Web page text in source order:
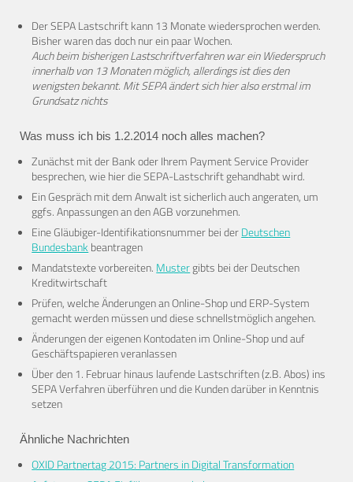
Der SEPA Lastschrift kann 13 Monate wiedersprochen werden.
Bisher waren das doch nur ein paar Wochen.
Auch beim bisherigen Lastschriftverfahren war ein Wiederspruch
innerhalb von 13 Monaten möglich, allerdings ist dies den
wenigsten bekannt. Mit SEPA ändert sich hier also erstmal im
Grundsatz nichts
Was muss ich bis 1.2.2014 noch alles machen?
Zunächst mit der Bank oder Ihrem Payment Service Provider
besprechen, wie hier die SEPA-Lastschrift gehandhabt wird.
Ein Gespräch mit dem Anwalt ist sicherlich auch angeraten, um
ggfs. Anpassungen an den AGB vorzunehmen.
Eine Gläubiger-Identifikationsnummer bei derDeutschen
Bundesbank beantragen
Mandatstexte vorbereiten. Mustergibts bei der Deutschen
Kreditwirtschaft
Prüfen, welche Änderungen an Online-Shop und ERP-System
gemacht werden müssen und diese schnellstmöglich angehen.
Änderungen der eigenen Kontodaten im Online-Shop und auf
Geschäftspapieren veranlassen
Über den 1. Februar hinaus laufende Lastschriften (z.B. Abos) ins
SEPA Verfahren überführen und die Kunden darüber in Kenntnis
setzen
Ähnliche Nachrichten
OXID Partnertag 2015: Partners in Digital Transformation